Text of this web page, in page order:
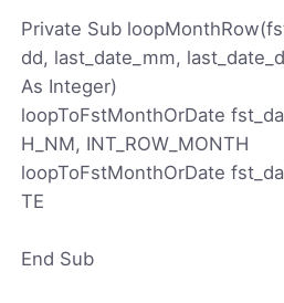
Private Sub
dd, last_date_mm,
As Integer)
loopToFstMonthOrDate
H_NM, INT_ROW_MONTH
loopToFstMonthOrDate
TE
End Sub